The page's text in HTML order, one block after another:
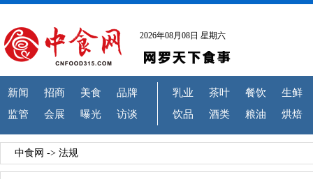
2026年08月08日 星期六
新闻 招商 美食
品牌
监管
会展 曝光 访谈
乳业 茶叶 餐饮
生鲜
饮品
酒类 粮油 烘焙
中食网 -> 法规